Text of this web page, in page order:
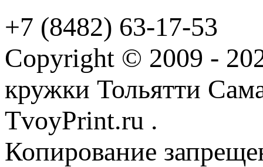
+7 (8482) 63-17-53
Copyright © 2009 -
кружки Тольятти
TvoyPrint.ru .
Копирование